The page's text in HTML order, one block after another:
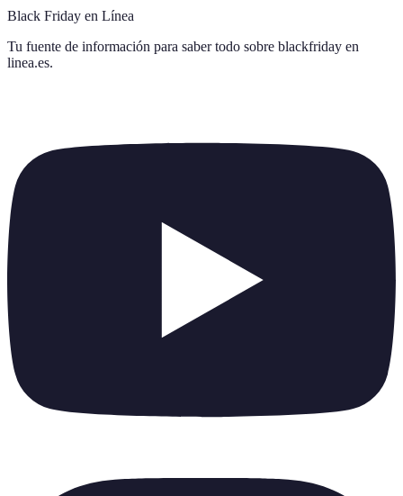
Black Friday en Línea
Tu fuente de información para saber todo sobre blackfriday en
linea.es.